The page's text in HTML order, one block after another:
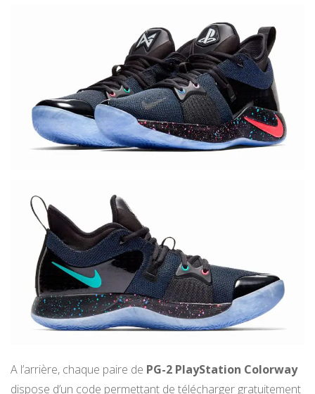
A l’arrière, chaque paire de PG-2 PlayStation Colorway
dispose d’un code permettant de télécharger gratuitement